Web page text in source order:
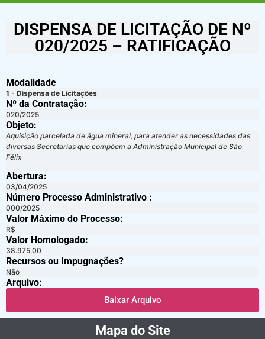
DISPENSA DE LICITAÇÃO DE Nº
020/2025 – RATIFICAÇÃO
Modalidade
1 - Dispensa de Licitações
Nº da Contratação:
020/2025
Objeto:
Aquisição parcelada de água mineral, para atender as necessidades das
diversas Secretarias que compõem a Administração Municipal de São
Félix
Abertura:
03/04/2025
Número Processo Administrativo :
000/2025
Valor Máximo do Processo: ​
R$
Valor Homologado: ​
38.975,00
Recursos ou Impugnações? ​
Não
Arquivo:
Baixar Arquivo
Mapa do Site